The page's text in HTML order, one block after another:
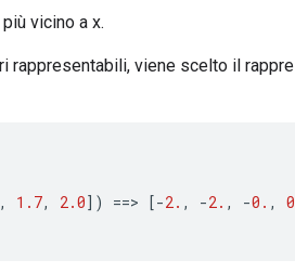
vicino a x.
rappresentabili, viene scelto il
, 1.7, 2.0] ) ==> [-2. , -2. , -0. ,